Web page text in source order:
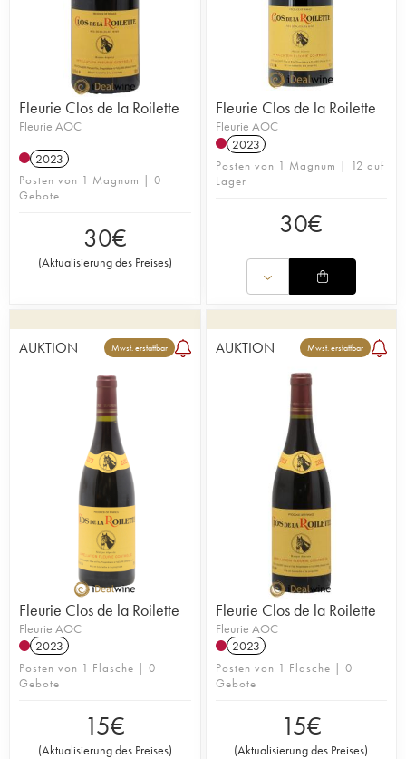
Fleurie Clos de la Roilette
Fleurie AOC
2023
Posten von 1 Magnum | 0
Gebote
30€
(Aktualisierung des Preises)
Fleurie Clos de la Roilette
Fleurie AOC
2023
Posten von 1 Magnum | 12 auf
Lager
30€
AUKTION Mwst. erstattbar
Fleurie Clos de la Roilette
Fleurie AOC
2023
Posten von 1 Flasche | 0
Gebote
15€
(Aktualisierung des Preises)
AUKTION Mwst. erstattbar
Fleurie Clos de la Roilette
Fleurie AOC
2023
Posten von 1 Flasche | 0
Gebote
15€
(Aktualisierung des Preises)